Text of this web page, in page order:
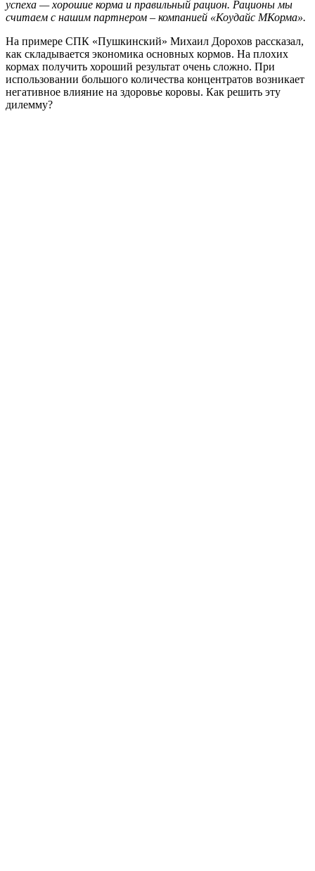
успеха — хорошие корма и правильный рацион. Рационы мы
считаем с нашим партнером – компанией «Коудайс МКорма».
На примере СПК «Пушкинский» Михаил Дорохов рассказал,
как складывается экономика основных кормов. На плохих
кормах получить хороший результат очень сложно. При
использовании большого количества концентратов возникает
негативное влияние на здоровье коровы. Как решить эту
дилемму?